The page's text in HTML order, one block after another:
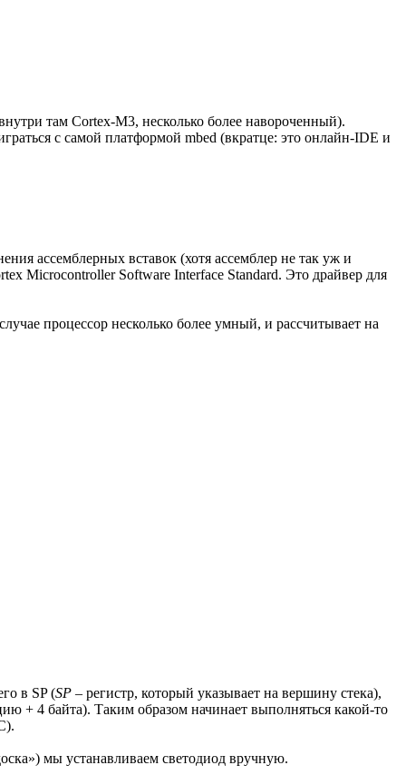
там Cortex-M3, несколько более навороченный).
с самой платформой mbed (вкратце: это онлайн-IDE и
ассемблерных вставок (хотя ассемблер не так уж и
Microcontroller Software Interface Standard. Это драйвер для
процессор несколько более умный, и рассчитывает на
в SP (SP – регистр, который указывает на вершину стека),
+ 4 байта). Таким образом начинает выполняться какой-то
мы устанавливаем светодиод вручную.